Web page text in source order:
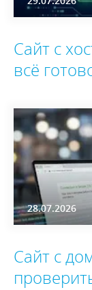
Сайт с
всё
28.07.2026
Сайт с